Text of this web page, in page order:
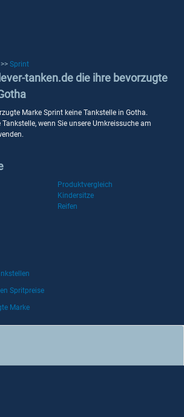
>> Sprint
tanken.de die ihre bevorzugte
Marke Sprint keine Tankstelle in Gotha.
wenn Sie unsere Umkreissuche am
Produktvergleich
Kindersitze
Reifen
Spritpreise
Marke